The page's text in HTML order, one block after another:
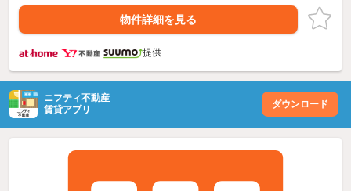
物件詳細を見る
提供
ニフティ不動産
賃貸アプリ
ダウンロード